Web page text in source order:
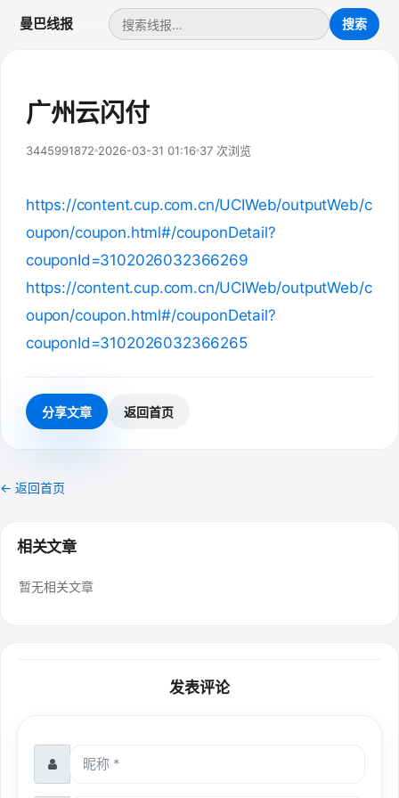
曼巴线报
广州云闪付
3445991872 2026-03-31 01:16 37 次浏览
https://content.cup.com.cn/UCIWeb/outputWeb/c
oupon/coupon.html#/couponDetail?
couponId=3102026032366269
https://content.cup.com.cn/UCIWeb/outputWeb/c
oupon/coupon.html#/couponDetail?
couponId=3102026032366265
分享文章 返回首页
← 返回首页
相关文章
暂无相关文章
发表评论